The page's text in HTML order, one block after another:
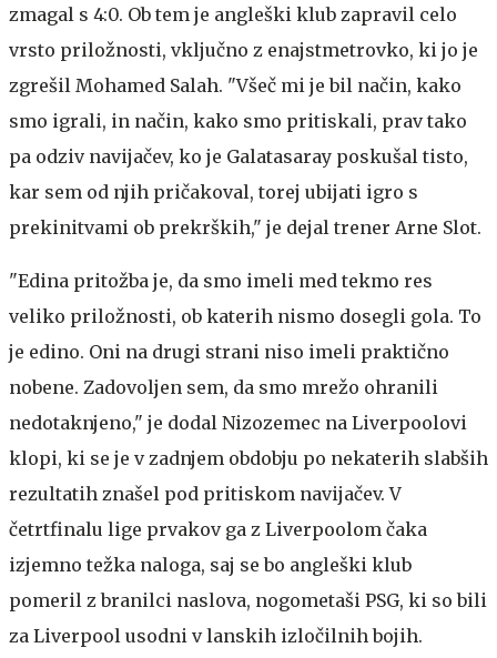
zmagal s 4:0. Ob tem je angleški klub zapravil celo
vrsto priložnosti, vključno z enajstmetrovko, ki jo je
zgrešil Mohamed Salah. "Všeč mi je bil način, kako
smo igrali, in način, kako smo pritiskali, prav tako
pa odziv navijačev, ko je Galatasaray poskušal tisto,
kar sem od njih pričakoval, torej ubijati igro s
prekinitvami ob prekrških," je dejal trener Arne Slot.
"Edina pritožba je, da smo imeli med tekmo res
veliko priložnosti, ob katerih nismo dosegli gola. To
je edino. Oni na drugi strani niso imeli praktično
nobene. Zadovoljen sem, da smo mrežo ohranili
nedotaknjeno," je dodal Nizozemec na Liverpoolovi
klopi, ki se je v zadnjem obdobju po nekaterih slabših
rezultatih znašel pod pritiskom navijačev. V
četrtfinalu lige prvakov ga z Liverpoolom čaka
izjemno težka naloga, saj se bo angleški klub
pomeril z branilci naslova, nogometaši PSG, ki so bili
za Liverpool usodni v lanskih izločilnih bojih.